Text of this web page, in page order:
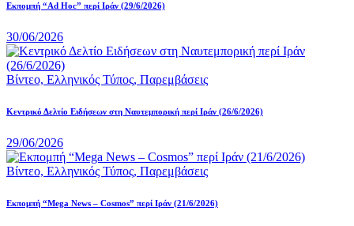
Εκπομπή “Ad Hoc” περί Iράν (29/6/2026)
30/06/2026
Βίντεο, Ελληνικός Τύπος, Παρεμβάσεις
Κεντρικό Δελτίο Ειδήσεων στη Ναυτεμπορική περί Iράν (26/6/2026)
29/06/2026
Βίντεο, Ελληνικός Τύπος, Παρεμβάσεις
Eκπομπή “Mega News – Cosmos” περί Ιράν (21/6/2026)